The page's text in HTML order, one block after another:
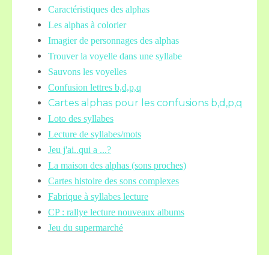
Caractéristiques des alphas
Les alphas à colorier
Imagier de personnages des alphas
Trouver la voyelle dans une syllabe
Sauvons les voyelles
Confusion lettres b,d,p,q
Cartes alphas pour les confusions b,d,p,q
Loto des syllabes
Lecture de syllabes/mots
Jeu j'ai..qui a ...?
La maison des alphas (sons proches)
Cartes histoire des sons complexes
Fabrique à syllabes lecture
CP : rallye lecture nouveaux albums
Jeu du supermarché